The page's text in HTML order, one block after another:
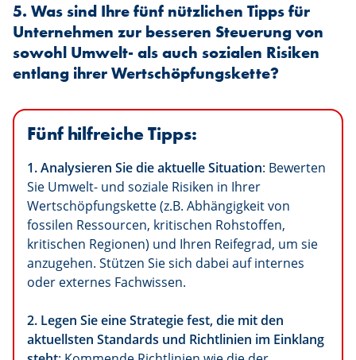
5. Was sind Ihre fünf nützlichen Tipps für
Unternehmen zur besseren Steuerung von
sowohl Umwelt- als auch sozialen Risiken
entlang ihrer Wertschöpfungskette?
Fünf hilfreiche Tipps:
1. Analysieren Sie die aktuelle Situation: Bewerten
Sie Umwelt- und soziale Risiken in Ihrer
Wertschöpfungskette (z.B. Abhängigkeit von
fossilen Ressourcen, kritischen Rohstoffen,
kritischen Regionen) und Ihren Reifegrad, um sie
anzugehen. Stützen Sie sich dabei auf internes
oder externes Fachwissen.
2. Legen Sie eine Strategie fest, die mit den
aktuellsten Standards und Richtlinien im Einklang